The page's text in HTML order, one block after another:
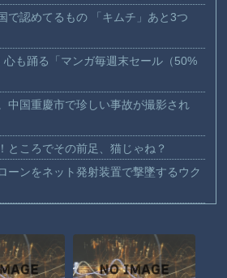
で認めてるもの 「キムチ」あと3つ
も踊る「マンガ毎週末セール（50%
中国重慶市で珍しい事故が撮影され
ところでその前足、猫じゃね？
ーンをネット発射装置で撃墜するウク
な。岐阜の川で外国人が溺れてしまう